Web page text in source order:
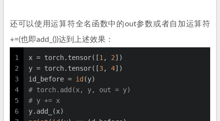
还可以使用运算符全名函数中的out参数或者自加运算符
+=(也即add_())达到上述效果：
1
2
3
4
5
6
x = torch.tensor([1 , 2])
y = torch.tensor([3, 4])
id_before = id (y)
# torch.add(x, y, out = y)
# y += x
y.add_(x)